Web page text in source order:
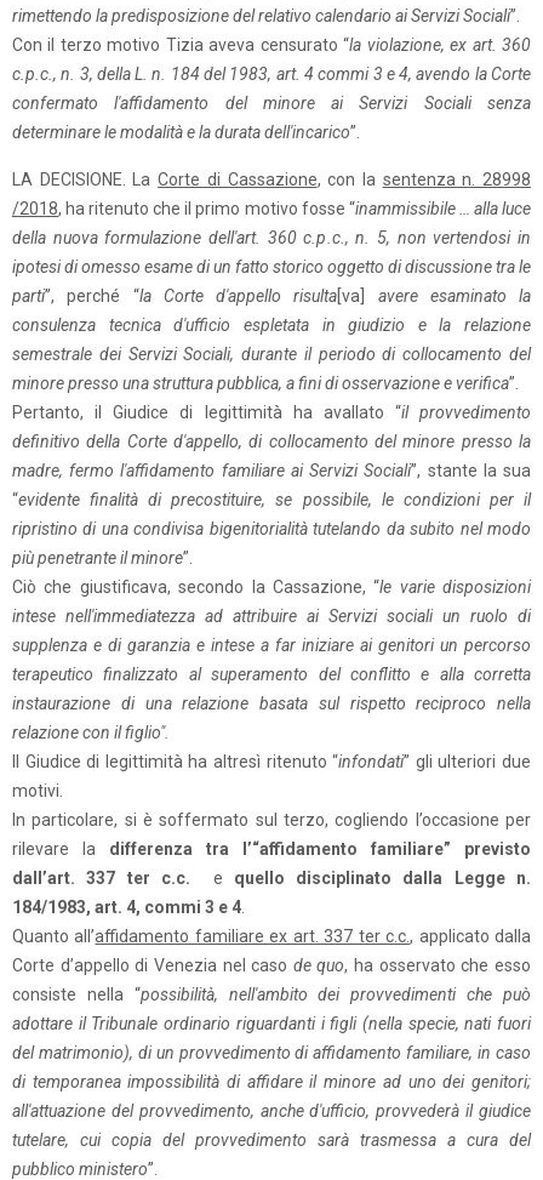
rimettendo la predisposizione del relativo calendario ai Servizi Sociali”.
Con il terzo motivo Tizia aveva censurato “la violazione, ex art. 360
c.p.c., n. 3, della L. n. 184 del 1983, art. 4 commi 3 e 4, avendo la Corte
confermato l'affidamento del minore ai Servizi Sociali senza
determinare le modalità e la durata dell'incarico”.
LA DECISIONE. LaCorte di Cassazione, con la sentenza n. 28998
/2018, ha ritenuto che il primo motivo fosse “inammissibile … alla luce
della nuova formulazione dell'art. 360 c.p.c., n. 5, non vertendosi in
ipotesi di omesso esame di un fatto storico oggetto di discussione tra le
parti”, perché “la Corte d'appello risulta [va] avere esaminato la
consulenza tecnica d'ufficio espletata in giudizio e la relazione
semestrale dei Servizi Sociali, durante il periodo di collocamento del
minore presso una struttura pubblica, a fini di osservazione e verifica”.
Pertanto, il Giudice di legittimità ha avallato “il provvedimento
definitivo della Corte d'appello, di collocamento del minore presso la
madre, fermo l'affidamento familiare ai Servizi Sociali”, stante la sua
“evidente finalità di precostituire, se possibile, le condizioni per il
ripristino di una condivisa bigenitorialità tutelando da subito nel modo
più penetrante il minore”.
Ciò che giustificava, secondo la Cassazione, “le varie disposizioni
intese nell'immediatezza ad attribuire ai Servizi sociali un ruolo di
supplenza e di garanzia e intese a far iniziare ai genitori un percorso
terapeutico finalizzato al superamento del conflitto e alla corretta
instaurazione di una relazione basata sul rispetto reciproco nella
relazione con il figlio".
Il Giudice di legittimità ha altresì ritenuto “infondati” gli ulteriori due
motivi.
In particolare, si è soffermato sul terzo, cogliendo l’occasione per
rilevare la differenza tra l’“affidamento familiare” previsto
dall’art. 337 ter c.c. e quello disciplinato dalla Legge n.
184/1983, art. 4, commi 3 e 4
Quanto all’affidamento familiare ex art. 337 ter c.c., applicato dalla
Corte d’appello di Venezia nel caso de quo, ha osservato che esso
consiste nella “possibilità, nell'ambito dei provvedimenti che può
adottare il Tribunale ordinario riguardanti i figli (nella specie, nati fuori
del matrimonio), di un provvedimento di affidamento familiare, in caso
di temporanea impossibilità di affidare il minore ad uno dei genitori;
all'attuazione del provvedimento, anche d'ufficio, provvederà il giudice
tutelare, cui copia del provvedimento sarà trasmessa a cura del
pubblico ministero”.